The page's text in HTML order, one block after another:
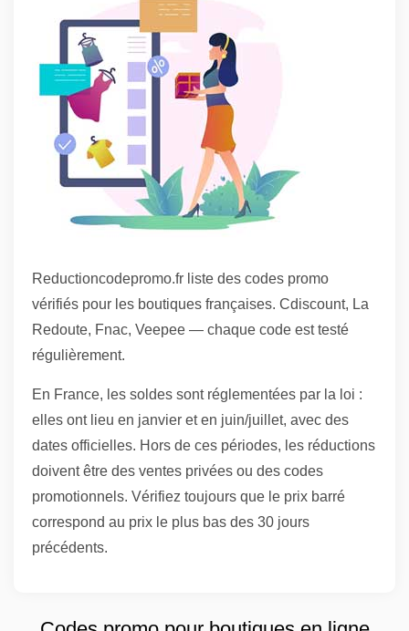
Reductioncodepromo.fr liste des codes promo
vérifiés pour les boutiques françaises. Cdiscount, La
Redoute, Fnac, Veepee — chaque code est testé
régulièrement.
En France, les soldes sont réglementées par la loi :
elles ont lieu en janvier et en juin/juillet, avec des
dates officielles. Hors de ces périodes, les réductions
doivent être des ventes privées ou des codes
promotionnels. Vérifiez toujours que le prix barré
correspond au prix le plus bas des 30 jours
précédents.